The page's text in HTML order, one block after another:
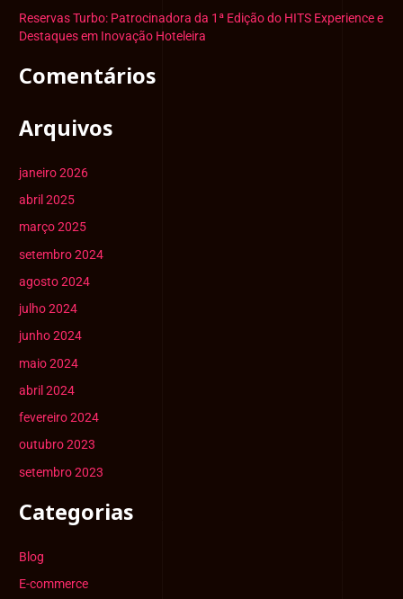
o
:
Reservas Turbo: Patrocinadora da 1ª Edição do HITS Experience e
Destaques em Inovação Hoteleira
Comentários
Arquivos
janeiro 2026
abril 2025
março 2025
setembro 2024
agosto 2024
julho 2024
junho 2024
maio 2024
abril 2024
fevereiro 2024
outubro 2023
setembro 2023
Categorias
Blog
E-commerce